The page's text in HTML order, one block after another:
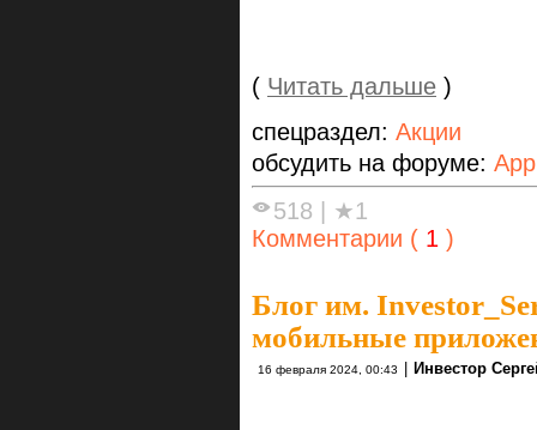
( Читать дальше )
спецраздел: Акции
обсудить на форуме:
518
★1
Комментарии ( 1 )
Блог им.
мобильные
16 февраля 2024, 00:43 Инвестор